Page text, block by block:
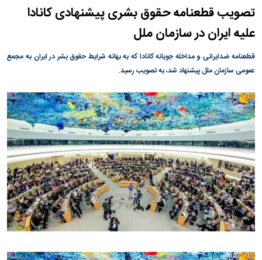
تصویب قطعنامه حقوق بشری پیشنهادی کانادا
علیه ایران در سازمان ملل
قطعنامه ضدایرانی و مداخله جویانه کانادا که به بهانه شرایط حقوق بشر در ایران به مجمع
عمومی سازمان ملل پیشنهاد شد، به تصویب رسید.